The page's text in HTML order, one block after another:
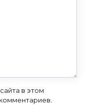
в этом